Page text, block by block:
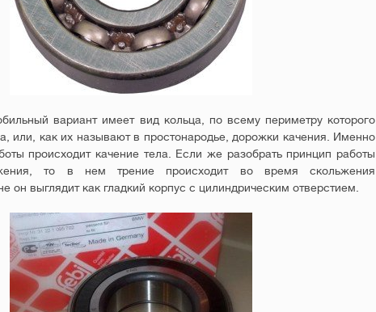
вариант имеет вид кольца, по всему периметру которого
или, как их называют в простонародье, дорожки качения. Именно
происходит качение тела. Если же разобрать принцип работы
то в нем трение происходит во время скольжения
он выглядит как гладкий корпус с цилиндрическим отверстием.